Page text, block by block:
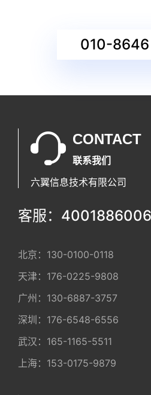
010-
CONTACT
联系我们
六翼信息技术有限公司
客服：4001886006
北京： 130-0100-0118
天津： 176-0225-9808
广州： 130-6887-3757
深圳： 176-6548-6556
武汉： 165-1165-5511
上海： 153-0175-9879